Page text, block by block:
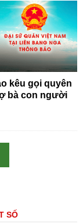
kêu gọi quyên
bà con người
SỐ